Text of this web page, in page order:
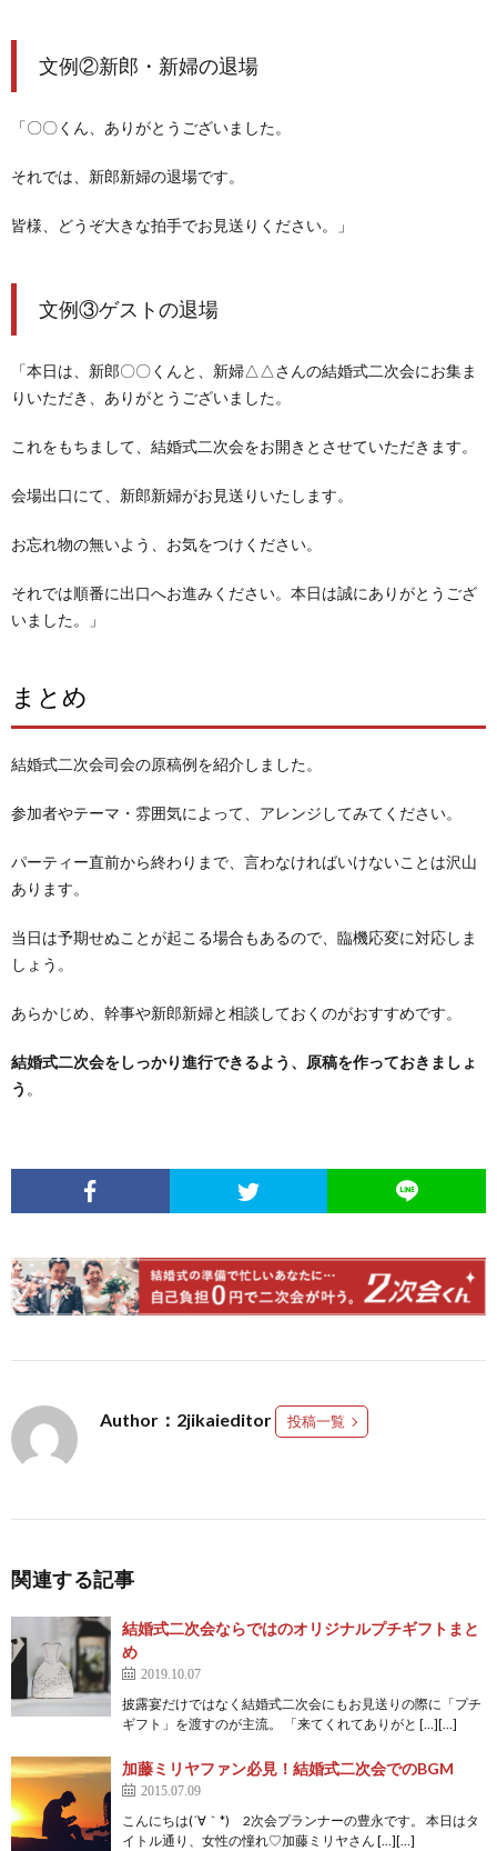
文例②新郎・新婦の退場
「〇〇くん、ありがとうございました。
それでは、新郎新婦の退場です。
皆様、どうぞ大きな拍手でお見送りください。」
文例③ゲストの退場
「本日は、新郎〇〇くんと、新婦△△さんの結婚式二次会にお集ま
りいただき、ありがとうございました。
これをもちまして、結婚式二次会をお開きとさせていただきます。
会場出口にて、新郎新婦がお見送りいたします。
お忘れ物の無いよう、お気をつけください。
それでは順番に出口へお進みください。 本日は誠にありがとうござ
いました。」
まとめ
結婚式二次会司会の原稿例を紹介しました。
参加者やテーマ・雰囲気によって、アレンジしてみてください。
パーティー直前から終わりまで、言わなければいけないことは沢山
あります。
当日は予期せぬことが起こる場合もあるので、臨機応変に対応しま
しょう。
あらかじめ、幹事や新郎新婦と相談しておくのがおすすめです。
結婚式二次会をしっかり進行できるよう、原稿を作っておきましょ
う 。
Author：2jikaieditor 投稿一覧
関連する記事
結婚式二次会ならではのオリジナルプチギフトまと
め
2019.10.07
披露宴だけではなく結婚式二次会にもお見送りの際に「プチ
ギフト」を渡すのが主流。 「来てくれてありがと […][…]
加藤ミリヤファン必見！結婚式二次会でのBGM
2015.07.09
こんにちは(´∀｀*) 2次会プランナーの豊永です。 本日はタ
イトル通り、女性の憧れ♡加藤ミリヤさん […][…]